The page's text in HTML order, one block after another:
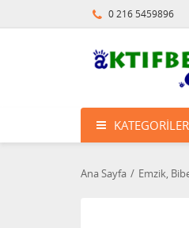
0 216 5459896
KATEGORILER
Ana Sayfa Emzik,